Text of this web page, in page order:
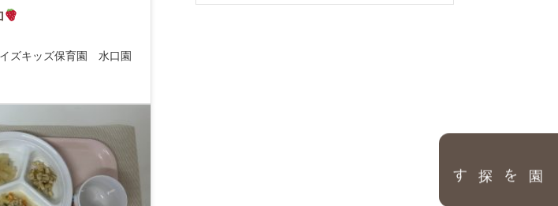
園を探す
ズキッズ保育園 水口園